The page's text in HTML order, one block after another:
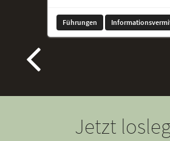
Führungen
Jetzt